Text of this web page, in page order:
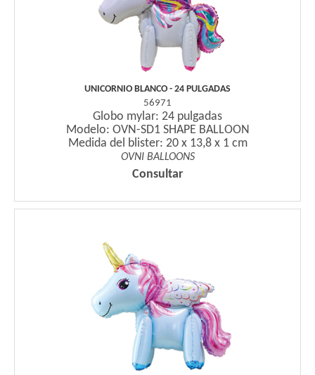
UNICORNIO BLANCO - 24 PULGADAS
56971
Globo mylar: 24 pulgadas
Modelo: OVN-SD1 SHAPE BALLOON
Medida del blister: 20 x 13,8 x 1 cm
OVNI BALLOONS
Consultar